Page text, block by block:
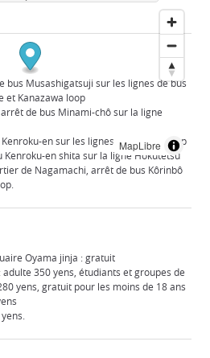
MapLibre
bus Musashigatsuji sur les lignes de bus
et Kanazawa loop
de bus Minami-chô sur la ligne
en sur les lignes Kanazawa Loop
Kenroku-en shita sur la ligne Hokutetsu
de Nagamachi, arrêt de bus Kôrinbô
Oyama jinja : gratuit
350 yens, étudiants et groupes de
yens, gratuit pour les moins de 18 ans